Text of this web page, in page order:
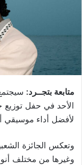
متابعة بتجــرد:
الأحد في حفل
لأفضل أداء موسيقي
وتعكس الجائزة
وغيرها من مختلف